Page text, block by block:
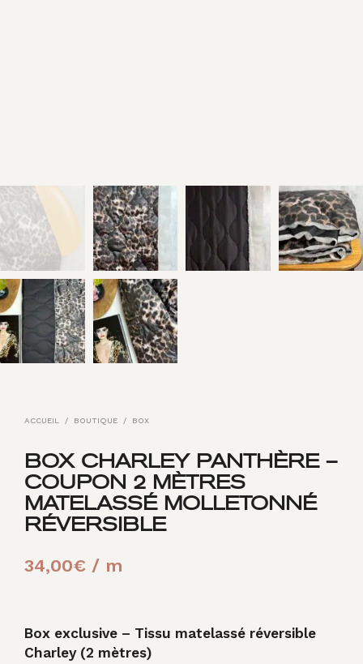
ACCUEIL / BOUTIQUE / BOX
BOX CHARLEY PANTHÈRE –
COUPON 2 MÈTRES
MATELASSÉ MOLLETONNÉ
RÉVERSIBLE
34,00€ / m
Box exclusive – Tissu matelassé réversible
Charley (2 mètres)